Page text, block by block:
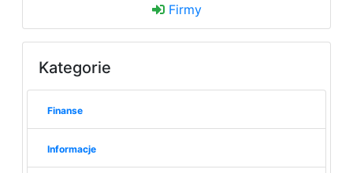
Firmy
Kategorie
Finanse
Informacje